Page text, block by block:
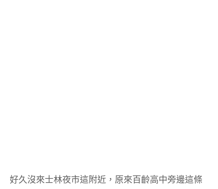
好久沒來士林夜市這附近，原來百齡高中旁邊這條